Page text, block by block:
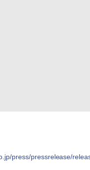
press/pressrelease/